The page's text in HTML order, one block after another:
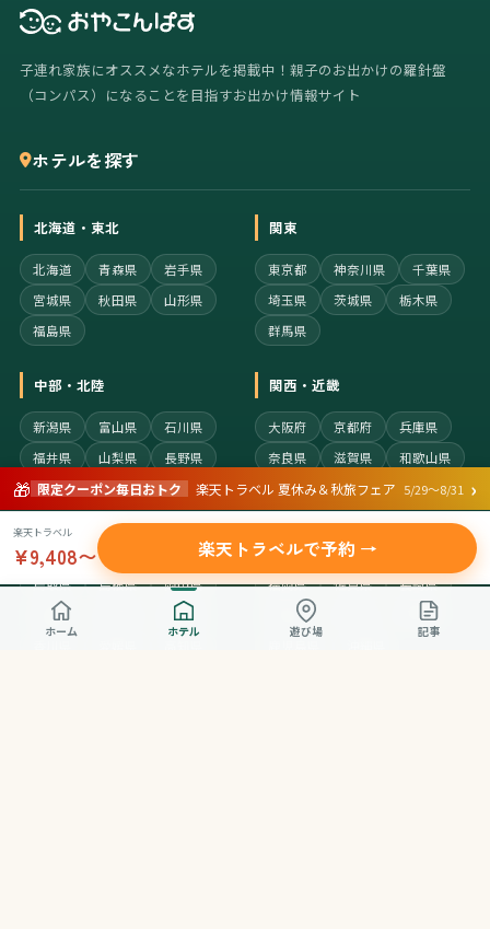
🎁 限定クーポン毎日おトク 楽天トラベル 夏休み＆秋旅フェア 5/29〜8/31 ›
楽天トラベル
¥9,408〜 楽天トラベルで予約 →
子連れ家族にオススメなホテルを掲載中！親子のお出かけの羅針盤
（コンパス）になることを目指すお出かけ情報サイト
ホテルを探す
北海道・東北
北海道 青森県
岩手県
宮城県
秋田県
山形県
福島県
関東
東京都 神奈川県
千葉県
埼玉県
茨城県
栃木県
群馬県
中部・北陸
新潟県 富山県
石川県
福井県
山梨県
長野県
岐阜県
静岡県 愛知県
関西・近畿
大阪府 京都府
兵庫県
奈良県
滋賀県
和歌山県
三重県
中国・四国
鳥取県 島根県
岡山県
広島県
徳島県
九州・沖縄
福岡県 佐賀県
長崎県
熊本県
宮崎県
ホーム ホテル 遊び場 記事